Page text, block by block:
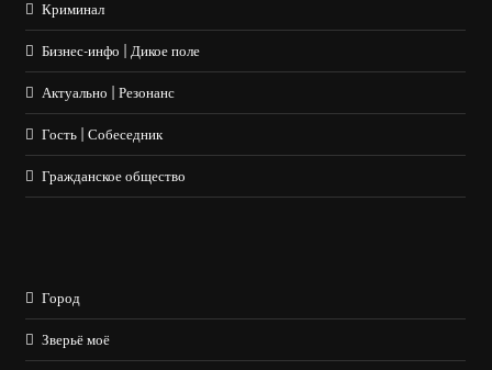
Криминал
Бизнес-инфо | Дикое поле
Актуально | Резонанс
Гость | Собеседник
Гражданское общество
Город
Зверьё моё